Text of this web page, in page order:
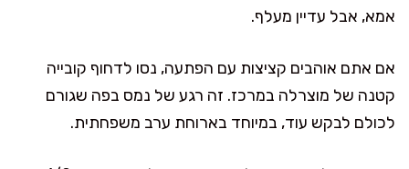
אמא, אבל עדיין מעלף.
אם אתם אוהבים קציצות עם הפתעה, נסו לדחוף קובייה
קטנה של מוצרלה במרכז. זה רגע של נמס בפה שגורם
לכולם לבקש עוד, במיוחד בארוחת ערב משפחתית.